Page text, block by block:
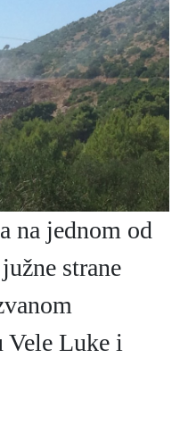
na jednom od
strane
Luke i